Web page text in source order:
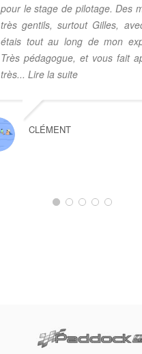
pour le stage de pilotage. Des
très gentils, surtout Gilles,
étais tout au long de mon
Très pédagogue, et vous fait
très... Lire la suite
CLÉMENT